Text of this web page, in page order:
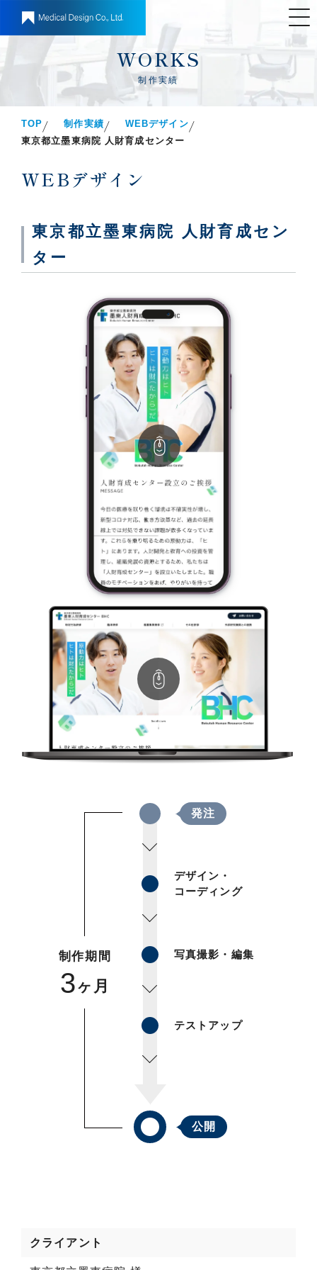
WORKS
制作実績
TOP 制作実績
WEBデザイン
東京都立墨東病院 人財育成センター
WEBデザイン
東京都立墨東病院 人財育成セン
ター
制作期間
3ヶ月
発注
デザイン・
コーディング
写真撮影・編集
テストアップ
公開
クライアント